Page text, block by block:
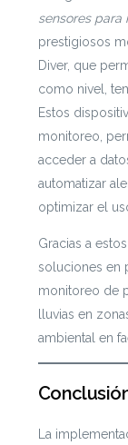
sensores para
prestigiosos
Diver, que
como nivel,
Estos
monitoreo,
acceder a
automatizar
optimizar el
Gracias a
soluciones en
monitoreo de
lluvias en
ambiental en
La